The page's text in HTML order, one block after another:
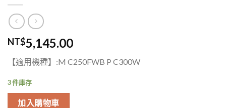
NT$5,145.00
【適用機種】:M C250FWB P C300W
3 件庫存
加入購物車